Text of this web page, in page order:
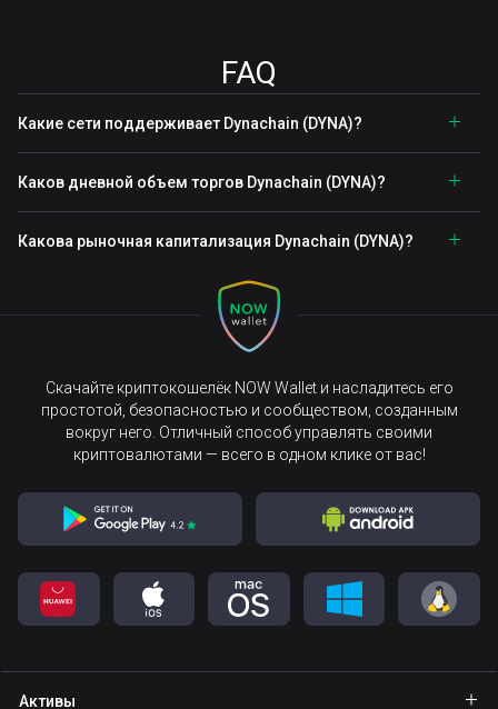
FAQ
Какие сети поддерживает Dynachain (DYNA)?
Каков дневной объем торгов Dynachain (DYNA)?
Какова рыночная капитализация Dynachain (DYNA)?
Скачайте криптокошелёк NOW Wallet и насладитесь его
простотой, безопасностью и сообществом, созданным
вокруг него. Отличный способ управлять своими
криптовалютами — всего в одном клике от вас!
Активы